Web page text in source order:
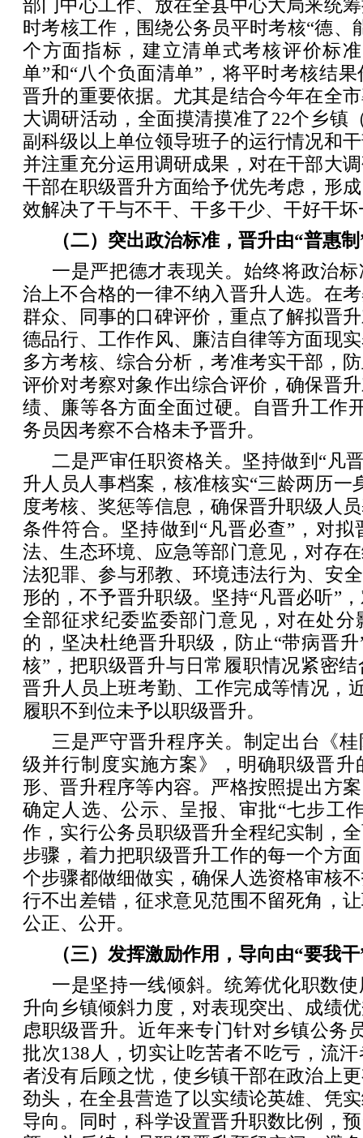
部门中心工作、放在全县中心大局来统
时考核工作，围绕公务员平时考核“德、
个方面指标，建立清单式考核评价标
单”和“八个负面清单”，将平时考核结
晋升的重要依据。尤其是结合今年在全
大调研活动，全面摸清摸准了22个乡镇
副科级以上单位领导班子的运行情况和
并注重充分运用调研成果，对在干部大
干部在职级晋升方面给予优先考虑，形
效解决了干与不干、干多干少、干好干
（二）突出政治标准，晋升由“普惠
一是严把德才表现关。始终将政治
治上不合格的一律不纳入晋升人选。在
群众、同事的口碑评价，重点了解拟晋
德品行、工作作风、廉洁自律等方面现
多方考核、综合分析，考准考实干部，
评价对考察对象作出综合评价，确保晋
绩、廉等各方面全面过硬。自晋升工作
务员因考察不合格未予晋升。
二是严审任职资格关。坚持做到“凡
升人员人事档案，核准核实“三龄两历一
度考核、奖惩等信息，确保晋升职级人
条件符合。坚持做到“凡晋必查”，对
法、生态环境、应急等部门意见，对存
法犯罪、参与邪教、环境违法行为、安
形的，不予晋升职级。坚持“凡晋必听”
全部征求纪委监委部门意见，对在处分
的，坚决杜绝晋升职级，防止“带病晋
核”，把职级晋升与日常履职情况紧密
晋升人员上班考勤、工作完成等情况，
履职不到位未予以职级晋升。
三是严守晋升程序关。制定出台《
级并行制度实施方案》，明确职级晋升
形、晋升程序等内容。严格按照提出方
确定人选、公示、呈报、审批“七步工
作，实行公务员职级晋升全程纪实制，
步骤，着力把职级晋升工作的每一个方
个步骤都做细做实，确保人选资格审核
行不出差错，征求意见范围不留死角，
公正、公开。
（三）发挥激励作用，导向由“要我
一是坚持一线倾斜。统筹优化职数
升向乡镇倾斜力度，对表现突出、成绩
虑职级晋升。近年来专门针对乡镇公务
批次138人，切实让吃苦者不吃亏，流
者没有后顾之忧，使乡镇干部在政治上
劲头，在全县营造了以实绩论英雄、凭
导向。同时，科学设置晋升职数比例，